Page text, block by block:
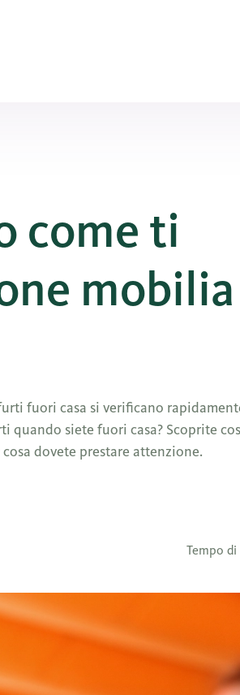
come ti
mobilia
fuori casa si verificano
quando siete fuori casa? Scoprite
dovete prestare attenzione.
Tempo